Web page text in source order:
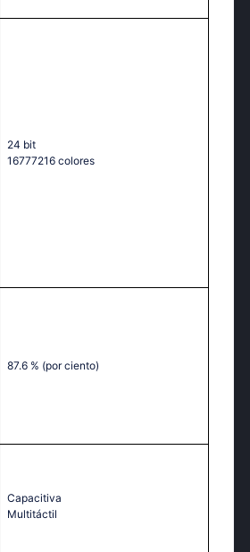
24 bit
16777216 colores
87.6 % (por ciento)
Capacitiva
Multitáctil‎